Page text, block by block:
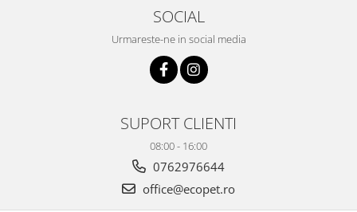
SOCIAL
Urmareste-ne in social media
SUPORT CLIENTI
08:00 - 16:00
0762976644
office@ecopet.ro